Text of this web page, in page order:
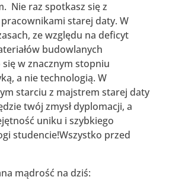
Nie raz spotkasz się z
pracownikami starej daty. W
ze względu na deficyt
budowlanych
się w znacznym stopniu
a nie technologią. W
starciu z majstrem starej daty
twój zmysł dyplomacji, a
uniku i szybkiego
studencie!Wszystko przed
mądrość na dziś: